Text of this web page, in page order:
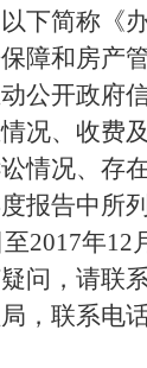
下简称《
障和房产
公开政府
况、收费
情况、存
报告中所
2017年12
问，请联系
，联系电